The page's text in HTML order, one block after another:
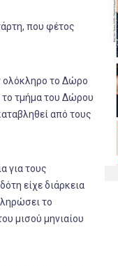
που φέτος
ολόκληρο το Δώρο
το τμήμα του Δώρου
από τους
για τους
είχε διάρκεια
το
μισού μηνιαίου